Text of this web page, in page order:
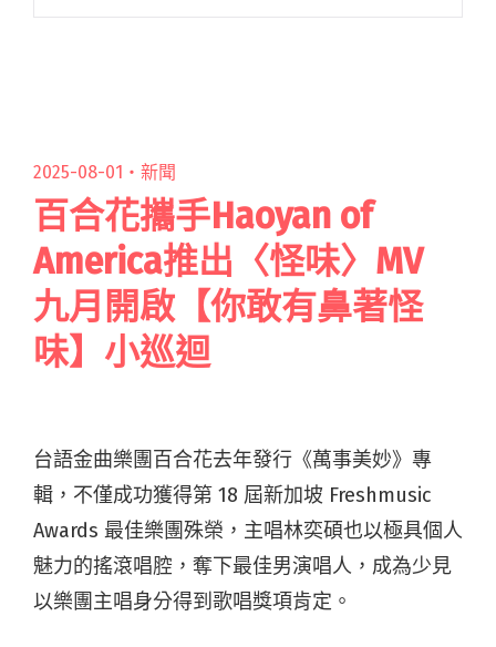
好」的人。 沈默紳士在經歷了前段時間的沉澱與
2025-08-01・ 新聞
百合花攜手Haoyan of
America推出〈怪味〉MV
九月開啟【你敢有鼻著怪
味】小巡迴
台語金曲樂團百合花去年發行《萬事美妙》專
輯，不僅成功獲得第 18 屆新加坡 Freshmusic
Awards 最佳樂團殊榮，主唱林奕碩也以極具個人
魅力的搖滾唱腔，奪下最佳男演唱人，成為少見
以樂團主唱身分得到歌唱獎項肯定。